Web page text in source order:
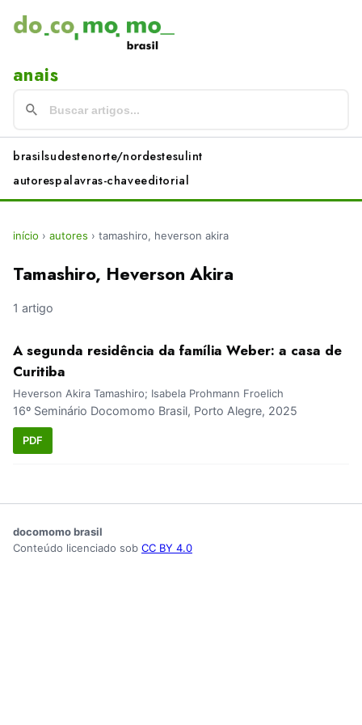
anais
brasilsudestenorte/nordestesulint
autorespalavras-chaveeditorial
início › autores › tamashiro, heverson akira
Tamashiro, Heverson Akira
1 artigo
A segunda residência da família Weber: a casa de
Curitiba
Heverson Akira Tamashiro; Isabela Prohmann Froelich
16º Seminário Docomomo Brasil, Porto Alegre, 2025
PDF
docomomo brasil
Conteúdo licenciado sob CC BY 4.0